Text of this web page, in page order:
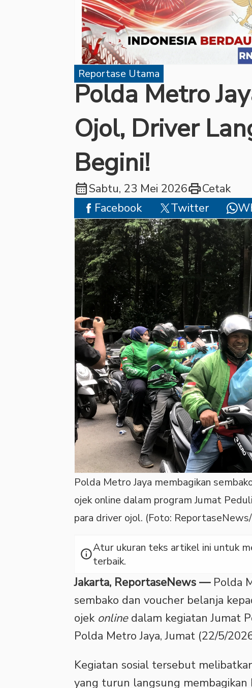
Reportase Utama
Polda Metro
Ojol, Driver
Begini!
calendar_monthSabtu, 23 Mei 2026printCetak
Facebook
Twitter
Polda Metro Jaya membagikan
ojek online dalam program Jumat
para driver ojol. (Foto:
infoAtur ukuran teks artikel ini untuk
terbaik.
Jakarta, ReportaseNews —Polda
sembako dan voucher belanja
ojek onlinedalam kegiatan Jumat
Polda Metro Jaya, Jumat (22/5/
‎Kegiatan sosial tersebut
yang turun langsung